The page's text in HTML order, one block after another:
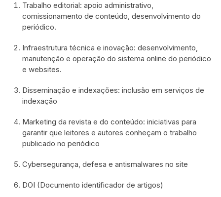
Trabalho editorial: apoio administrativo,
comissionamento de conteúdo, desenvolvimento do
periódico.
Infraestrutura técnica e inovação: desenvolvimento,
manutenção e operação do sistema online do periódico
e websites.
Disseminação e indexações: inclusão em serviços de
indexação
Marketing da revista e do conteúdo: iniciativas para
garantir que leitores e autores conheçam o trabalho
publicado no periódico
Cybersegurança, defesa e antismalwares no site
DOI (Documento identificador de artigos)